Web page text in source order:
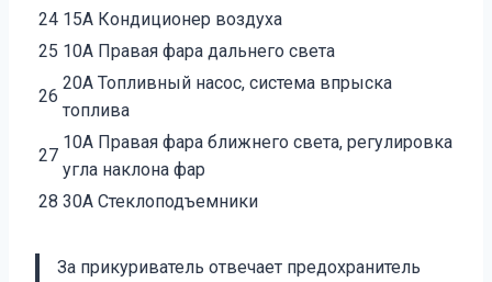
24 15А Кондиционер воздуха
25 10А Правая фара дальнего света
26
20А Топливный насос, система впрыска
топлива
27
10А Правая фара ближнего света, регулировка
угла наклона фар
28 30А Стеклоподъемники
За прикуриватель отвечает предохранитель